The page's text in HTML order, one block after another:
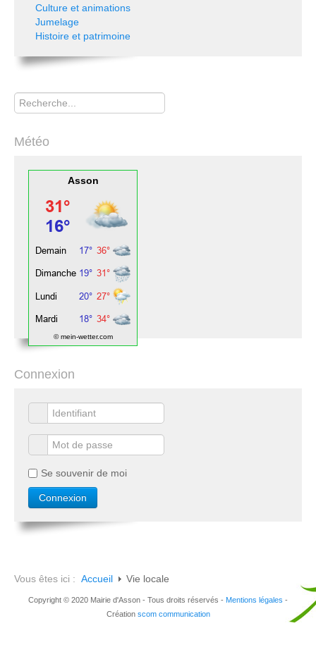
Culture et animations
Jumelage
Histoire et patrimoine
Rechercher
Météo
Asson
© mein-wetter.com
Connexion
Se souvenir de moi
Vous êtes ici : Accueil Vie locale
Copyright © 2020 Mairie d'Asson - Tous droits réservés - Mentions légales -
Création scom communication